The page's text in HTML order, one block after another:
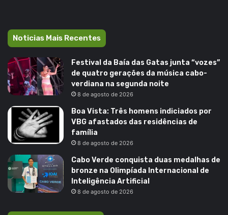
Noticias Mais Recentes
Festival da Baía das Gatas junta “vozes”
de quatro gerações da música cabo-
verdiana na segunda noite
8 de agosto de 2026
Boa Vista: Três homens indiciados por
VBG afastados das residências de
família
8 de agosto de 2026
Cabo Verde conquista duas medalhas de
bronze na Olimpíada Internacional de
Inteligência Artificial
8 de agosto de 2026